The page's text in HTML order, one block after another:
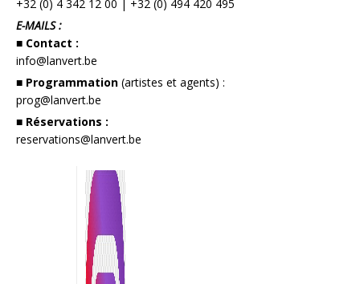
+32 (0) 4 342 12 00 | +32 (0) 494 420 495
E-MAILS :
■ Contact :
info@lanvert.be
■ Programmation (artistes et agents) :
prog@lanvert.be
■ Réservations :
reservations@lanvert.be